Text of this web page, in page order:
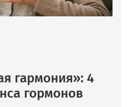
гармония»: 4
гормонов